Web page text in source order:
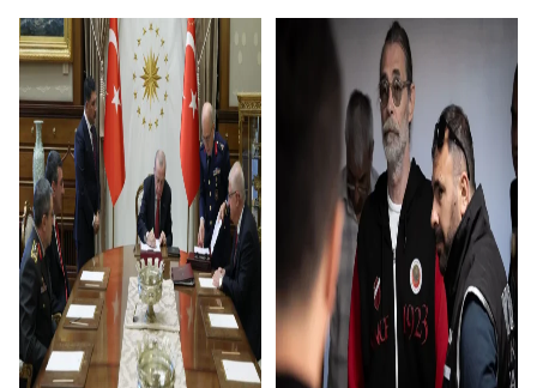
ortaya çıktı